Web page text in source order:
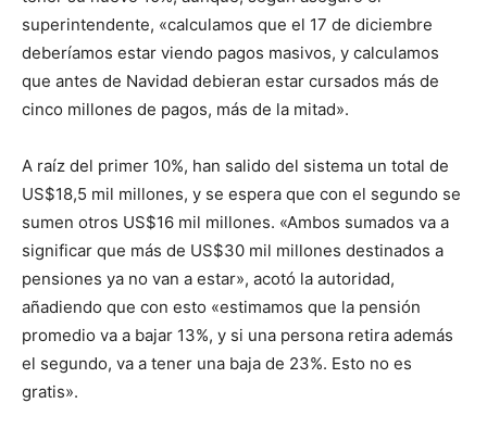
superintendente, «calculamos que el 17 de diciembre
deberíamos estar viendo pagos masivos, y calculamos
que antes de Navidad debieran estar cursados más de
cinco millones de pagos, más de la mitad».
A raíz del primer 10%, han salido del sistema un total de
US$18,5 mil millones, y se espera que con el segundo se
sumen otros US$16 mil millones. «Ambos sumados va a
significar que más de US$30 mil millones destinados a
pensiones ya no van a estar», acotó la autoridad,
añadiendo que con esto «estimamos que la pensión
promedio va a bajar 13%, y si una persona retira además
el segundo, va a tener una baja de 23%. Esto no es
gratis».